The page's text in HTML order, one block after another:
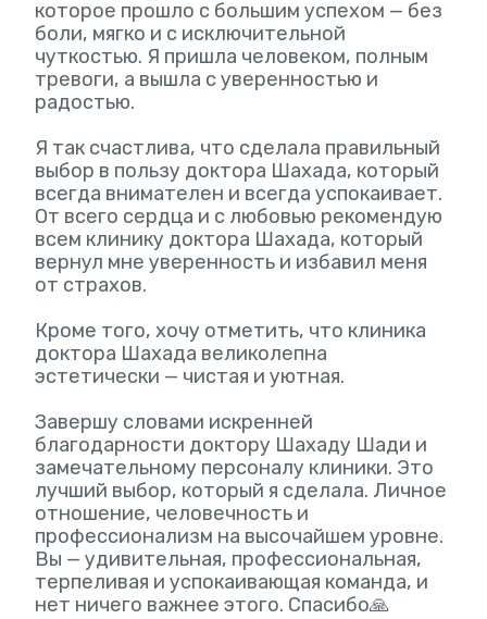
которое прошло с большим успехом — без
боли, мягко и с исключительной
чуткостью. Я пришла человеком, полным
тревоги, а вышла с уверенностью и
радостью.
Я так счастлива, что сделала правильный
выбор в пользу доктора Шахада, который
всегда внимателен и всегда успокаивает.
От всего сердца и с любовью рекомендую
всем клинику доктора Шахада, который
вернул мне уверенность и избавил меня
от страхов.
Кроме того, хочу отметить, что клиника
доктора Шахада великолепна
эстетически — чистая и уютная.
Завершу словами искренней
благодарности доктору Шахаду Шади и
замечательному персоналу клиники. Это
лучший выбор, который я сделала. Личное
отношение, человечность и
профессионализм на высочайшем уровне.
Вы — удивительная, профессиональная,
терпеливая и успокаивающая команда, и
нет ничего важнее этого. Спасибо🙏